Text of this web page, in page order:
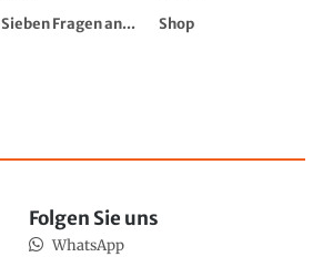
Sieben Fragen an...
Shop
Folgen Sie uns
WhatsApp